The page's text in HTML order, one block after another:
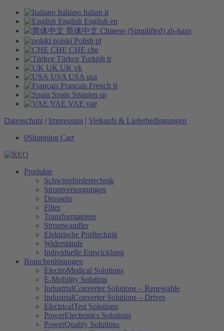
Italiano Italian it
English English en
简体中文 Chinese (Simplified) zh-hans
polski Polish pl
CHE CHE che
Türkçe Turkish tr
UK UK vk
USA USA usa
Français French fr
Spain Spanien sp
VAE VAE vae
Datenschutz | Impressum | Verkaufs & Lieferbedingungen
0Shopping Cart
Produkte
Schwingfördertechnik
Stromversorgungen
Drosseln
Filter
Transformatoren
Stromwandler
Elektrische Prüftechnik
Widerstände
Individuelle Entwicklung
Branchenlösungen
ElectroMedical Solutions
E-Mobility Solution
IndustrialConverter Solutions – Renewable
IndustrialConverter Solutions – Drives
ElectricalTest Solutions
PowerElectronics Solutions
PowerQuality Solutions